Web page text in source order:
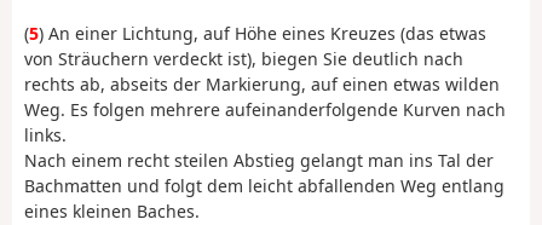
(5) An einer Lichtung, auf Höhe eines Kreuzes (das etwas
von Sträuchern verdeckt ist), biegen Sie deutlich nach
rechts ab, abseits der Markierung, auf einen etwas wilden
Weg. Es folgen mehrere aufeinanderfolgende Kurven nach
links.
Nach einem recht steilen Abstieg gelangt man ins Tal der
Bachmatten und folgt dem leicht abfallenden Weg entlang
eines kleinen Baches.